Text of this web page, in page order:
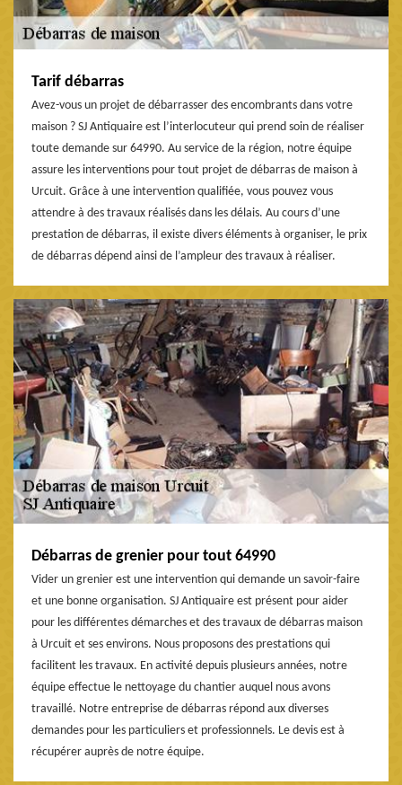
Tarif débarras
Avez-vous un projet de débarrasser des encombrants dans votre
maison ? SJ Antiquaire est l’interlocuteur qui prend soin de réaliser
toute demande sur 64990. Au service de la région, notre équipe
assure les interventions pour tout projet de débarras de maison à
Urcuit. Grâce à une intervention qualifiée, vous pouvez vous
attendre à des travaux réalisés dans les délais. Au cours d’une
prestation de débarras, il existe divers éléments à organiser, le prix
de débarras dépend ainsi de l’ampleur des travaux à réaliser.
Débarras de grenier pour tout 64990
Vider un grenier est une intervention qui demande un savoir-faire
et une bonne organisation. SJ Antiquaire est présent pour aider
pour les différentes démarches et des travaux de débarras maison
à Urcuit et ses environs. Nous proposons des prestations qui
facilitent les travaux. En activité depuis plusieurs années, notre
équipe effectue le nettoyage du chantier auquel nous avons
travaillé. Notre entreprise de débarras répond aux diverses
demandes pour les particuliers et professionnels. Le devis est à
récupérer auprès de notre équipe.